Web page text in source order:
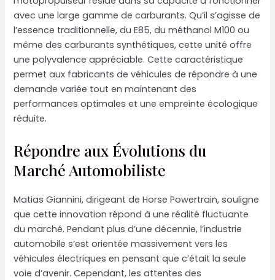
avec une large gamme de carburants. Qu’il s’agisse de
l’essence traditionnelle, du E85, du méthanol M100 ou
même des carburants synthétiques, cette unité offre
une polyvalence appréciable. Cette caractéristique
permet aux fabricants de véhicules de répondre à une
demande variée tout en maintenant des
performances optimales et une empreinte écologique
réduite.
Répondre aux Évolutions du
Marché Automobiliste
Matias Giannini, dirigeant de Horse Powertrain, souligne
que cette innovation répond à une réalité fluctuante
du marché. Pendant plus d’une décennie, l’industrie
automobile s’est orientée massivement vers les
véhicules électriques en pensant que c’était la seule
voie d’avenir. Cependant, les attentes des